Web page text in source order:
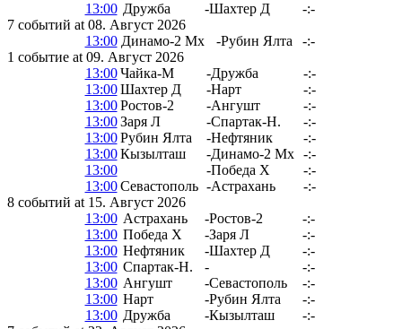
13:00 Дружба -Шахтер Д
-:-
7 событий at 08. Август 2026
13:00 Динамо-2 Мх -Рубин Ялта
-:-
1 событие at 09. Август 2026
13:00 Чайка-М -Дружба
-:-
13:00 Шахтер Д -Нарт
-:-
13:00 Ростов-2 -Ангушт
-:-
13:00 Заря Л -Спартак-Н.
-:-
13:00 Рубин Ялта -Нефтяник
-:-
13:00 Кызылташ -Динамо-2 Мх
-:-
13:00
-Победа Х
-:-
13:00 Севастополь -Астрахань
-:-
8 событий at 15. Август 2026
13:00 Астрахань -Ростов-2
-:-
13:00 Победа Х -Заря Л
-:-
13:00 Нефтяник -Шахтер Д
-:-
13:00 Спартак-Н. -
-:-
13:00 Ангушт -Севастополь
-:-
13:00 Нарт -Рубин Ялта
-:-
13:00 Дружба -Кызылташ
-:-